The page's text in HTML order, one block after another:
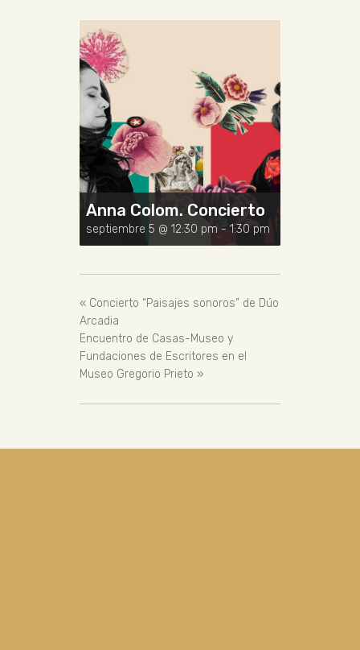
Anna Colom. Concierto
septiembre 5 @ 12:30 pm - 1:30 pm
« Concierto “Paisajes sonoros” de Dúo
Arcadia
Encuentro de Casas-Museo y
Fundaciones de Escritores en el
Museo Gregorio Prieto »